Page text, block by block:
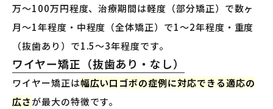
万〜100万円程度、治療期間は軽度（部分矯正）で数ヶ
月〜1年程度・中程度（全体矯正）で1〜2年程度・重度
（抜歯あり）で1.5〜3年程度です。
ワイヤー矯正（抜歯あり・なし）
ワイヤー矯正は幅広い口ゴボの症例に対応できる適応の
広さが最大の特徴です。